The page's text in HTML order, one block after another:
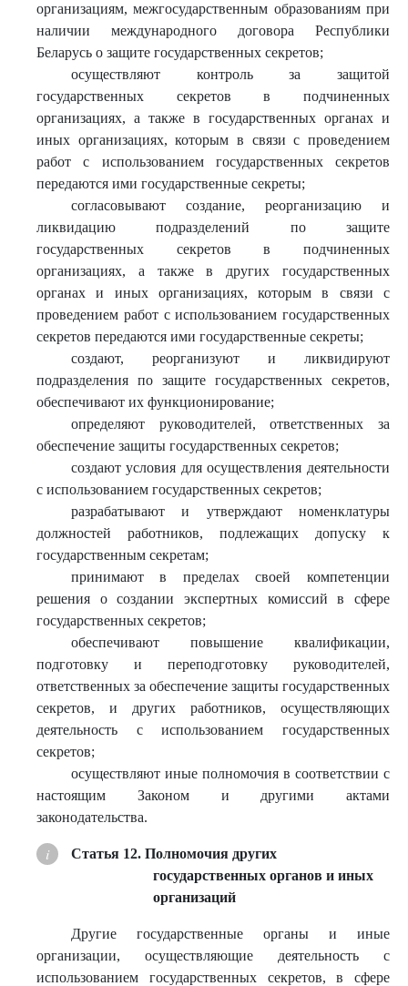
организациям, межгосударственным образованиям при
наличии международного договора Республики
Беларусь о защите государственных секретов;
осуществляют контроль за защитой
государственных секретов в подчиненных
организациях, а также в государственных органах и
иных организациях, которым в связи с проведением
работ с использованием государственных секретов
передаются ими государственные секреты;
согласовывают создание, реорганизацию и
ликвидацию подразделений по защите
государственных секретов в подчиненных
организациях, а также в других государственных
органах и иных организациях, которым в связи с
проведением работ с использованием государственных
секретов передаются ими государственные секреты;
создают, реорганизуют и ликвидируют
подразделения по защите государственных секретов,
обеспечивают их функционирование;
определяют руководителей, ответственных за
обеспечение защиты государственных секретов;
создают условия для осуществления деятельности
с использованием государственных секретов;
разрабатывают и утверждают номенклатуры
должностей работников, подлежащих допуску к
государственным секретам;
принимают в пределах своей компетенции
решения о создании экспертных комиссий в сфере
государственных секретов;
обеспечивают повышение квалификации,
подготовку и переподготовку руководителей,
ответственных за обеспечение защиты государственных
секретов, и других работников, осуществляющих
деятельность с использованием государственных
секретов;
осуществляют иные полномочия в соответствии с
настоящим Законом и другими актами
законодательства.
Статья 12. Полномочия других
государственных органов и иных
организаций
Другие государственные органы и иные
организации, осуществляющие деятельность с
использованием государственных секретов, в сфере